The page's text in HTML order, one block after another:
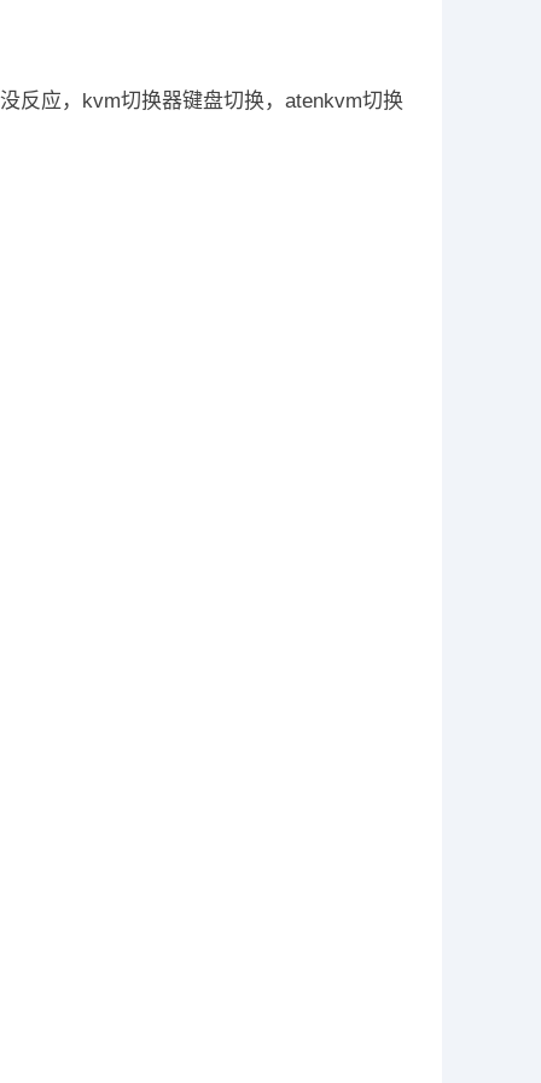
反应，kvm切换器键盘切换，atenkvm切换